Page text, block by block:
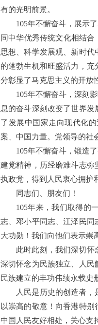
有的光明前景。
105年不懈奋斗，展示
同中华优秀传统文化相结
思想、科学发展观、新时
的蓬勃生机和旺盛活力，
分彰显了马克思主义的开放
105年不懈奋斗，深刻
息的奋斗深刻改变了世界
了发展中国家走向现代化
案、中国力量。党领导的社
105年不懈奋斗，锻造
建党精神，历经磨难斗志弥
执政党，得到人民衷心拥护
同志们、朋友们！
105年来，我们取得的
志、邓小平同志、江泽民
大功勋！我们向他们表示崇
此时此刻，我们深切怀
深切怀念为民族独立、人民
民族建立的丰功伟绩永载史
人民是历史的创造者
以崇高的敬意！向香港特
中国人民友好相处，关心支